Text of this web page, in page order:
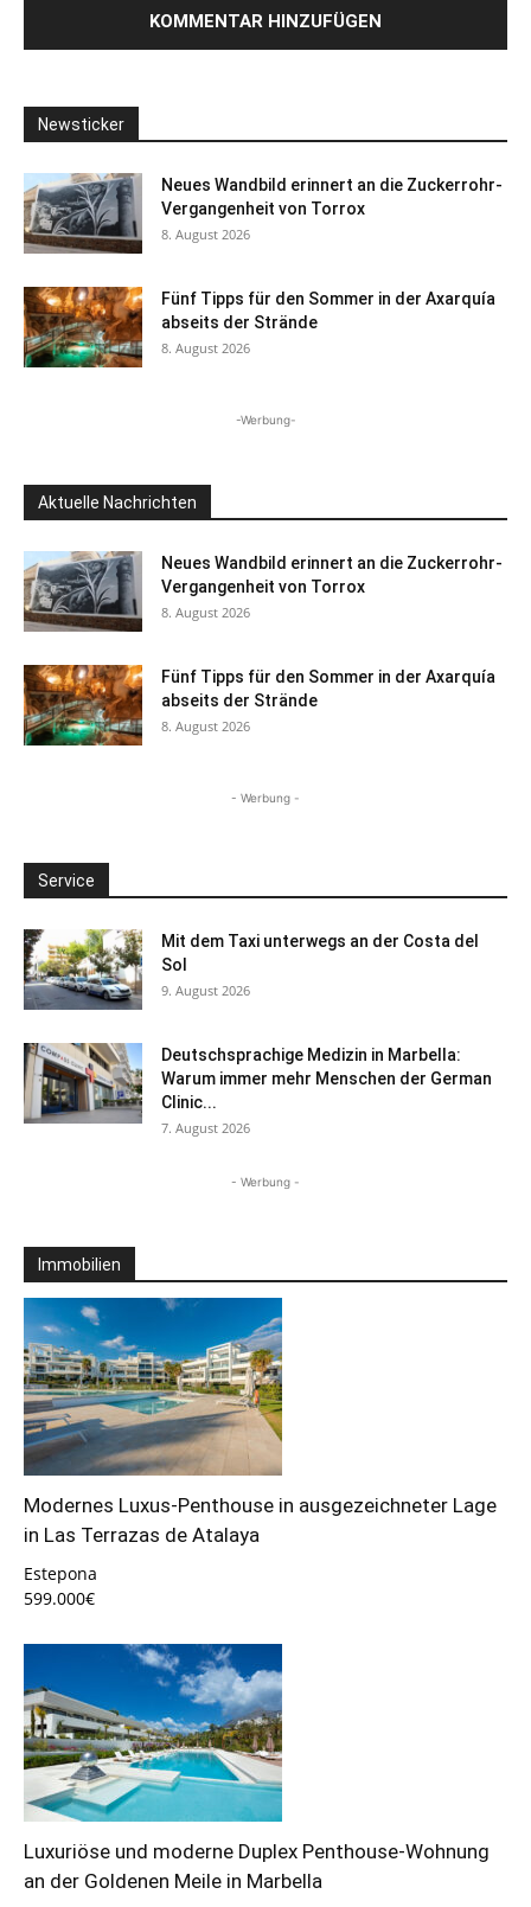
Newsticker
Neues Wandbild erinnert an die Zuckerrohr-
Vergangenheit von Torrox
8. August 2026
Fünf Tipps für den Sommer in der Axarquía
abseits der Strände
8. August 2026
-Werbung-
Aktuelle Nachrichten
Neues Wandbild erinnert an die Zuckerrohr-
Vergangenheit von Torrox
8. August 2026
Fünf Tipps für den Sommer in der Axarquía
abseits der Strände
8. August 2026
- Werbung -
Service
Mit dem Taxi unterwegs an der Costa del
Sol
9. August 2026
Deutschsprachige Medizin in Marbella:
Warum immer mehr Menschen der German
Clinic...
7. August 2026
- Werbung -
Immobilien
Modernes Luxus-Penthouse in ausgezeichneter Lage
in Las Terrazas de Atalaya
Estepona
599.000€
Luxuriöse und moderne Duplex Penthouse-Wohnung
an der Goldenen Meile in Marbella